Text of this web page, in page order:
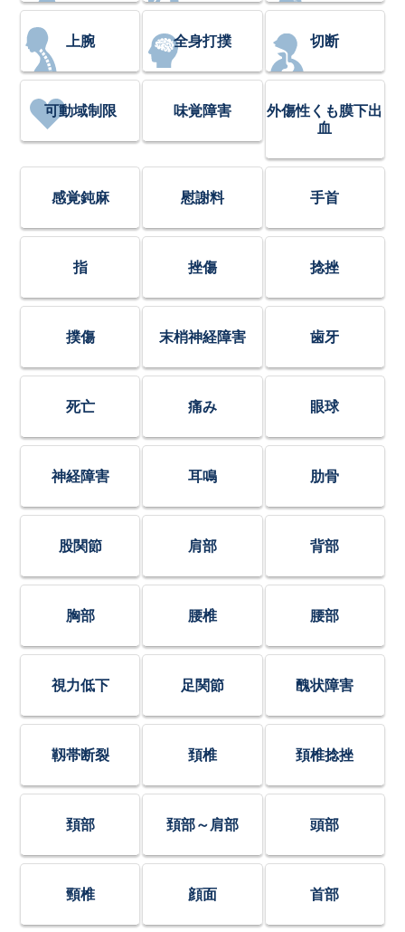
上腕 全身打撲 切断
可動域制限 味覚障害
外傷性くも膜下出
血
感覚鈍麻 慰謝料 手首
指 挫傷 捻挫
撲傷 末梢神経障害 歯牙
死亡 痛み 眼球
神経障害 耳鳴 肋骨
股関節 肩部 背部
胸部 腰椎 腰部
視力低下 足関節 醜状障害
靱帯断裂 頚椎 頚椎捻挫
頚部 頚部～肩部 頭部
頸椎 顔面 首部